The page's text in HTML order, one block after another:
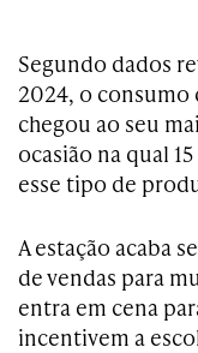
Segundo dados
2024, o consumo
chegou ao seu
ocasião na qual
esse tipo de
A estação acaba
de vendas para
entra em cena
incentivem a